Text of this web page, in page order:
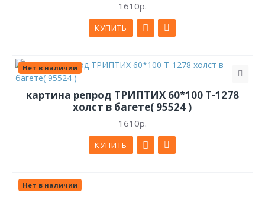
1610р.
КУПИТЬ
Нет в наличии
картина репрод ТРИПТИХ 60*100 Т-1278
холст в багете( 95524 )
1610р.
КУПИТЬ
Нет в наличии